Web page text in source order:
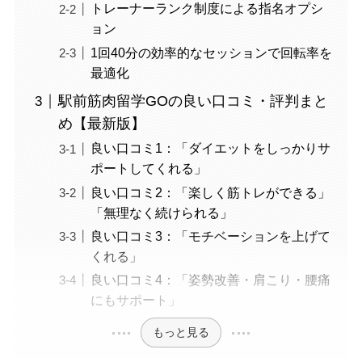
トレーナーランク制度による指名オプシ
ョン
1回40分の効率的なセッションで回転率を
最適化
駅前筋肉留学GOの良い口コミ・評判まと
め【最新版】
良い口コミ1：「ダイエットをしっかりサ
ポートしてくれる」
良い口コミ2：「楽しく筋トレができる」
「無理なく続けられる」
良い口コミ3：「モチベーションを上げて
くれる」
良い口コミ4：「姿勢改善・肩こり・腰痛
にもサポート」
もっと見る